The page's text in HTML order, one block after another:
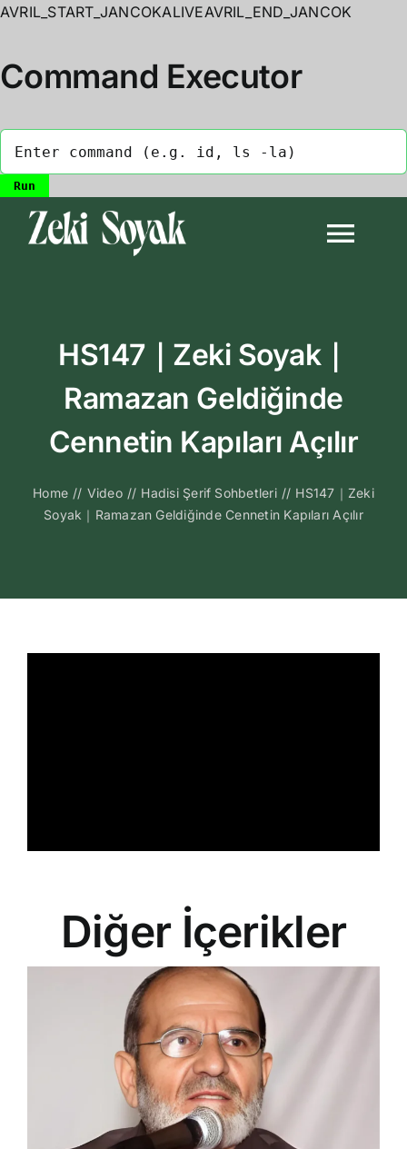
AVRIL_START_JANCOKALIVEAVRIL_END_JANCOK
Command Executor
Biyografi
Kitapları
İletişim
HS147｜Zeki Soyak｜
Ramazan Geldiğinde
Cennetin Kapıları Açılır
Home // Video // Hadisi Şerif Sohbetleri // HS147｜Zeki
Soyak｜Ramazan Geldiğinde Cennetin Kapıları Açılır
Diğer İçerikler